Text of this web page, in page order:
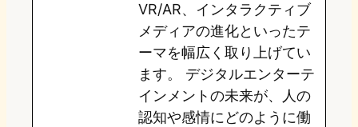
VR/AR、インタラクティブ
メディアの進化といったテ
ーマを幅広く取り上げてい
ます。 デジタルエンターテ
インメントの未来が、人の
認知や感情にどのように働